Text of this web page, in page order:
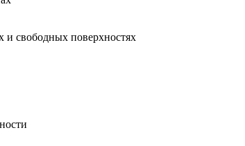
и свободных поверхностях